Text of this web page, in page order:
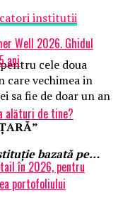
institutii
cele doua
care vechimea in
sa fie de doar un an
bazată pe…
Well 2026. Ghidul
ani
alături de tine?
în 2026, pentru
portofoliului